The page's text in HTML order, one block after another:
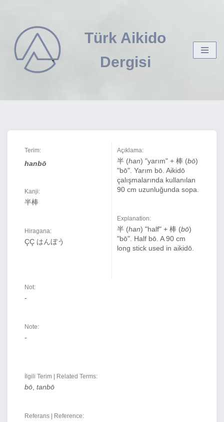
İçeriğe
geç
Türk Aikido
Dergisi
Terim:
hanbō
Kanji:
半棒
Hiragana:
ÇÇ はんぼう
Açıklama:
半 (han) "yarım" + 棒 (bō)
"bō". Yarım bō. Aikidō
çalışmalarında kullanılan
90 cm uzunluğunda sopa.
Explanation:
半 (han) "half" + 棒 (bō)
"bō". Half bō. A 90 cm
long stick used in aikidō.
Not:
-
Note:
-
İlgili Terim | Related Terms:
bō tanbō
Referans | Reference: